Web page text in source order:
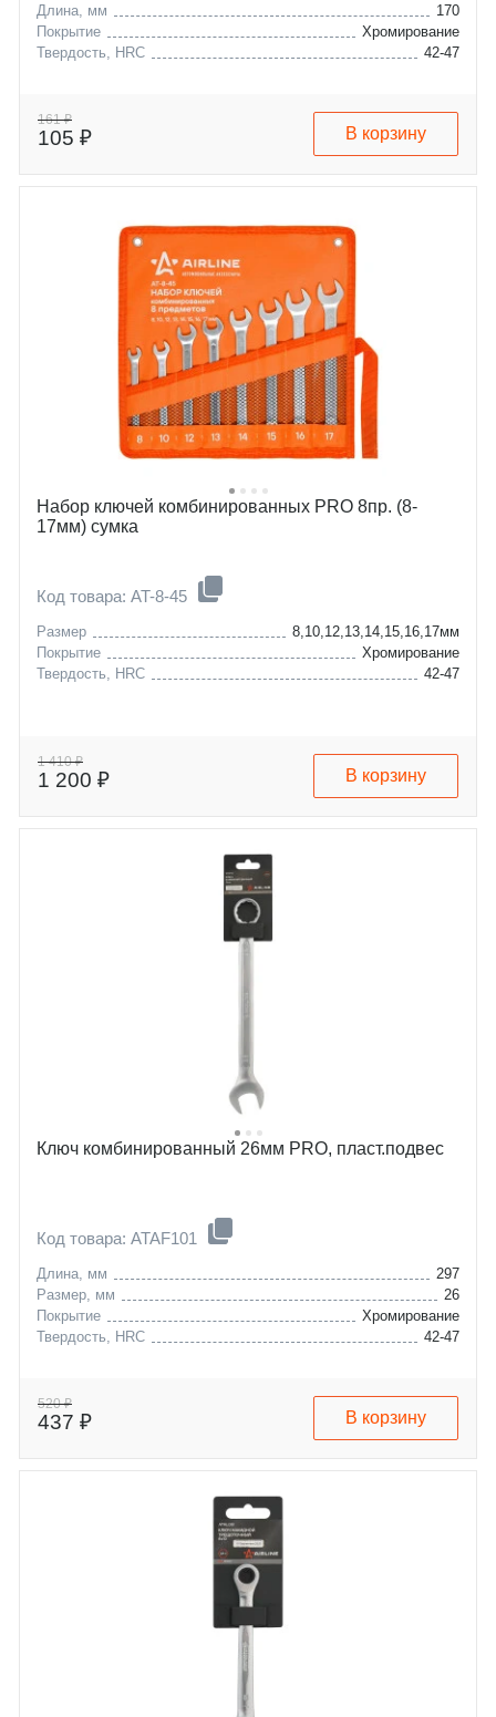
Длина, мм
170
Покрытие
Хромирование
Твердость, HRC
42-47
161 ₽
105 ₽ В корзину
Набор ключей комбинированных PRO 8пр. (8-
17мм) сумка
Код товара: AT-8-45
Размер
8,10,12,13,14,15,16,17мм
Покрытие
Хромирование
Твердость, HRC
42-47
1 410 ₽
1 200 ₽ В корзину
Ключ комбинированный 26мм PRO, пласт.подвес
Код товара: ATAF101
Длина, мм
297
Размер, мм
26
Покрытие
Хромирование
Твердость, HRC
42-47
520 ₽
437 ₽ В корзину